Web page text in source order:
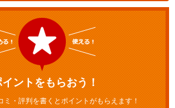
イントをもらおう！
ミ・評判を書くとポイントがもらえます！